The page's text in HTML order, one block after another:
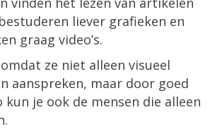
liever grafieken en
graag video’s.
ze niet alleen visueel
aanspreken, maar door goed
kun je ook de mensen die alleen